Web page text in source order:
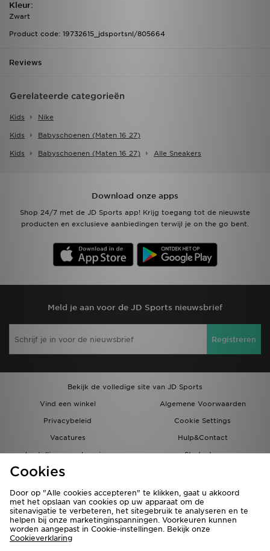
Kleur:
Zwart
Product code: 19732615_jdsportsnl/805664
Reviews
Gerelateerde categorieën
Kids Nike
Kids Babyschoenen (maten 16 27)
Kids Babyschoenen (maten 16 27) Alle Sneakers
Download onze apps
Shop 24/7 met de JD Sports app! Krijg toegang tot de nieuwste
producten en exclusieve aanbiedingen terwijl je on the go bent.
Meld je aan voor de JD Sports nieuwsbrief
Registreren
Bekijk de volledige site van JD Sports
Vind een winkel
Algemene Voorwaarden
Privacybeleid
Cookie Settings
Vacatures
Hulp&Contact
bestellingen en levering
Studenten
Partnerprogramma
Cookies
Door op "Alle cookies accepteren" te klikken, gaat u akkoord
met het opslaan van cookies op uw apparaat om de
sitenavigatie te verbeteren, het sitegebruik te analyseren en te
helpen bij onze marketinginspanningen. Voorkeuren kunnen
worden aangepast in Cookie-instellingen. Bekijk onze
Cookieverklaring